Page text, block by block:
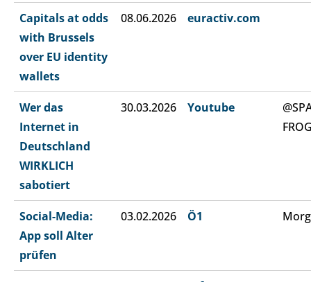
Capitals at odds
with Brussels
over EU identity
wallets
08.06.2026 euractiv.com
Wer das
Internet in
Deutschland
WIRKLICH
sabotiert
30.03.2026 Youtube
Social-Media:
App soll Alter
prüfen
03.02.2026 Ö1